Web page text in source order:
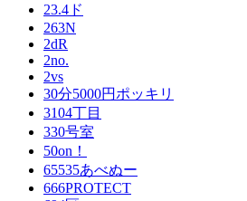
23.4ド
263N
2dR
2no.
2vs
30分5000円ポッキリ
3104丁目
330号室
50on！
65535あべぬー
666PROTECT